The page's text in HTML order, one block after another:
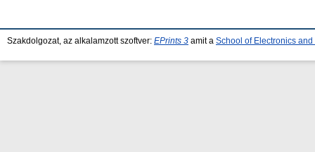
Szakdolgozat, az alkalamzott szoftver: EPrints 3 amit a School of Electronics